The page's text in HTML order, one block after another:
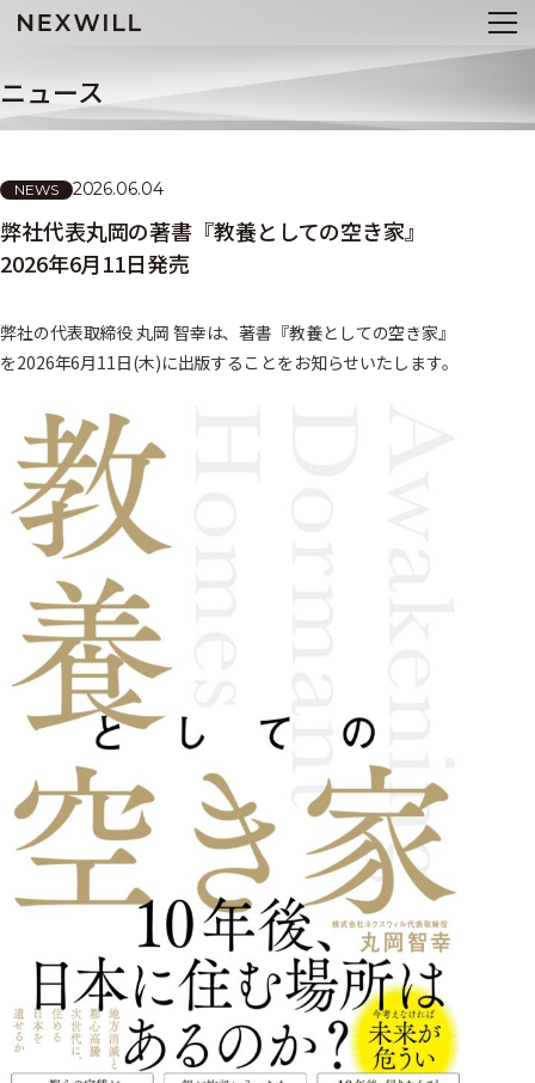
ニュース
NEWS 2026.06.04
弊社代表丸岡の著書『教養としての空き家』
2026年6月11日発売
弊社の代表取締役 丸岡 智幸は、著書『教養としての空き家』
を2026年6月11日(木)に出版することをお知らせいたします。